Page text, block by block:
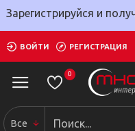
Зарегистрируйся и
ВОЙТИ РЕГИСТРАЦИЯ
0
Все